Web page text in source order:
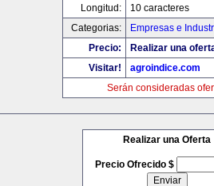
Longitud:
10 caracteres
Categorias:
Empresas e
Precio:
Realizar una
Visitar!
agroindice.com
Serán consideradas
Realizar una Oferta
Precio Ofrecido $